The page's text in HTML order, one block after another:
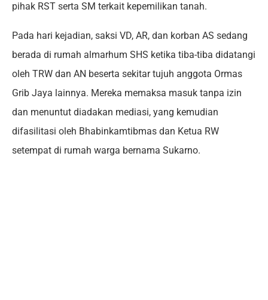
pihak RST serta SM terkait kepemilikan tanah.
Pada hari kejadian, saksi VD, AR, dan korban AS sedang
berada di rumah almarhum SHS ketika tiba-tiba didatangi
oleh TRW dan AN beserta sekitar tujuh anggota Ormas
Grib Jaya lainnya. Mereka memaksa masuk tanpa izin
dan menuntut diadakan mediasi, yang kemudian
difasilitasi oleh Bhabinkamtibmas dan Ketua RW
setempat di rumah warga bernama Sukarno.